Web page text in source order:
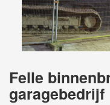
Felle
garagebedrijf